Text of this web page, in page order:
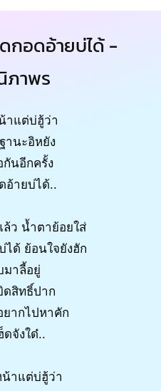
กอดอ้ายบ่ได้ -
ภาพร
าแต่บ่ฮู้ว่า
านะอิหยัง
กันอีกครั้ง
อ้ายบ่ได้..
ว น้ำตาย้อยใส่
ด้ ย้อนใจยังฮัก
มาลี้อยู่
ดสิทธิ์ปาก
ยากไปหาคัก
ดจังใด๋..
าแต่บ่ฮู้ว่า